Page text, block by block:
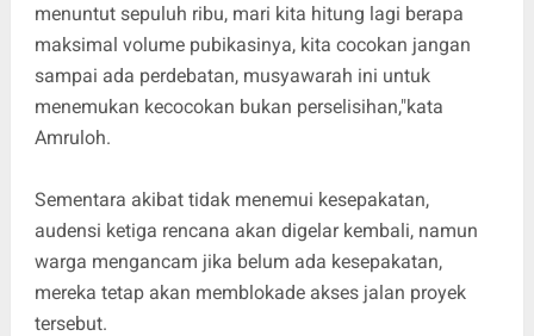
menuntut sepuluh ribu, mari kita hitung lagi berapa
maksimal volume pubikasinya, kita cocokan jangan
sampai ada perdebatan, musyawarah ini untuk
menemukan kecocokan bukan perselisihan,"kata
Amruloh.
Sementara akibat tidak menemui kesepakatan,
audensi ketiga rencana akan digelar kembali, namun
warga mengancam jika belum ada kesepakatan,
mereka tetap akan memblokade akses jalan proyek
tersebut.